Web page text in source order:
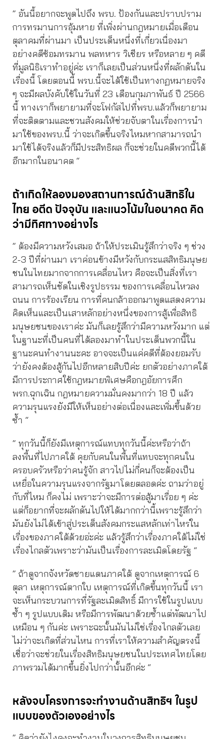
” อันนี้อยากจะพูดไปถึง พรบ. ป้องกันและปราบปราม
การทรมานการอุ้มหาย ที่เพิ่งผ่านกฎหมายเมื่อเดือน
ตุลาคมที่ผ่านมา เป็นประเด็นหนึ่งที่เกี่ยวเนื่องมา
อย่างคดีซ้อมทรมาน พลทหาร วิเชียร หรือหลาย ๆ คดี
ที่มูลนิธิเราทำอยู่ค่ะ เราก็เลยเป็นส่วนหนึ่งที่ผลักดันใน
เรื่องนี้ โดยตอนนี้ พรบ.นี้จะได้ใช้เป็นทางกฏหมายจริง
ๆ จะมีผลบังคับใช้ในวันที่ 23 เดือนกุมภาพันธ์ ปี 2566
นี้ ทางเราก็พยายามที่จะโฟกัสไปที่พรบ.แล้วก็พยายาม
ที่จะติดตามและชวนสังคมให้ช่วยจับตาในเรื่องการนำ
มาใช้ของพรบ.นี้ ว่าจะเกิดขึ้นจริงไหมหากสามารถนำ
มาใช้ได้จริงแล้วก็มีประสิทธิผล ก็จะช่วยในคดีพวกนี้ได้
อีกมากในอนาคต “
ถ้าเกิดให้ลองมองสถานการณ์ด้านสิทธิใน
ไทย อตีด ปัจจุบัน และแนวโน้มในอนาคต คิด
ว่ามีทิศทางอย่างไร
” ต้องมีความหวังเสมอ ถ้าให้ประเมินรู้สึกว่าจริง ๆ ช่วง
2-3 ปีที่ผ่านมา เราค่อนข้างมีหวังกับกระแสสิทธิมนุษย
ชนในไทยมากจากการเคลื่อนไหว คือจะเป็นสิ่งที่เรา
สามารถเห็นชัดในเชิงรูปธรรม ของการเคลื่อนไหวลง
ถนน การร้องเรียน การที่คนกล้าออกมาพูดแสดงความ
คิดเห็นและเป็นเสาหลักอย่างหนึ่งของการสู้เพื่อสิทธิ
มนุษยชนของเราค่ะ มันก็เลยรู้สึกว่ามีความหวังมาก แต่
ในฐานะที่เป็นคนที่ได้ลองมาทำในประเด็นพวกนี้ใน
ฐานะคนทำงานนะคะ อาจจะเป็นแค่คดีที่ต้องยอมรับ
ว่ายังคงต้องสู้กันไปอีกหลายสิบปีค่ะ ยกตัวอย่างภาคใต้
มีการประกาศใช้กฎหมายพิเศษคือกฎอัยการศึก
พรก.ฉุกเฉิน กฎหมายความมั่นคงมากว่า 18 ปี แล้ว
ความรุนแรงยังมีให้เห็นอย่างต่อเนื่องและเพิ่มขึ้นด้วย
ซ้ำ “
” ทุกวันนี้ก็ยังมีเหตุการณ์แทบทุกวันนี้ค่ะหรือว่าถ้า
ลงพื้นที่ไปภาคใต้ คุยกับคนในพื้นที่แทบจะทุกคนใน
ครอบครัวหรือว่าคนรู้จัก สาวไปไม่กี่คนก็จะต้องเป็น
เหยื่อในความรุนแรงจากรัฐมาโดยตลอดค่ะ ถามว่าอยู่
กับที่ไหม ก็คงไม่ เพราะว่าจะมีการต่อสู้มาเรื่อย ๆ ค่ะ
แต่ก็อยากที่จะผลักดันไปให้ได้มากกว่านี้เพราะรู้สึกว่า
มันยังไม่ได้เข้าสู่ประเด็นสังคมกระแสหลักเท่าไหร่ใน
เรื่องของภาคใต้ด้วยอ่ะค่ะ แล้วรู้สึกว่าเรื่องภาคใต้ไม่ใช่
เรื่องไกลตัวเพราะว่ามันเป็นเรื่องการละเมิดโดยรัฐ “
” ถ้าดูจากจังหวัดชายแดนภาคใต้ ดูจากเหตุการณ์ 6
ตุลา เหตุการณ์ตากใบ เหตุการณ์ที่เกิดขึ้นทุกวันนี้ เรา
จะเห็นกระบวนการที่รัฐละเมิดสิทธิ์ มีการใช้ในรูปแบบ
ซํ้า ๆ รูปแบบเดิม หรือมีการพัฒนาด้วยซ้ำแต่พัฒนาไป
เหมือน ๆ กันค่ะ เพราะฉะนั้นมันไม่ใช่เรื่องไกลตัวเลย
ไม่ว่าจะเกิดที่ส่วนไหน การที่เราให้ความสำคัญตรงนี้
เชื่อว่าจะช่วยในเรื่องสิทธิมนุษยชนในประเทศไทยโดย
ภาพรวมได้มากขึ้นยิ่งไปกว่านั้นอีกค่ะ “
หลังจบโครงการจะทำงานด้านสิทธิฯ ในรูป
แบบของตัวเองอย่างไร